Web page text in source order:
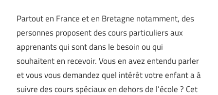
Partout en France et en Bretagne notamment, des
personnes proposent des cours particuliers aux
apprenants qui sont dans le besoin ou qui
souhaitent en recevoir. Vous en avez entendu parler
et vous vous demandez quel intérêt votre enfant a à
suivre des cours spéciaux en dehors de l’école ? Cet